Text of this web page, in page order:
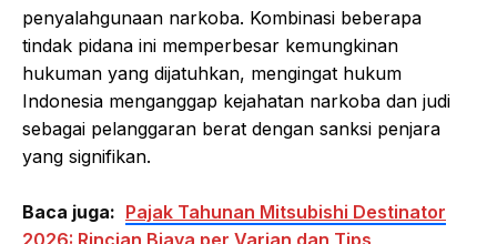
penyalahgunaan narkoba. Kombinasi beberapa
tindak pidana ini memperbesar kemungkinan
hukuman yang dijatuhkan, mengingat hukum
Indonesia menganggap kejahatan narkoba dan judi
sebagai pelanggaran berat dengan sanksi penjara
yang signifikan.
Baca juga: Pajak Tahunan Mitsubishi Destinator
2026: Rincian Biaya per Varian dan Tips